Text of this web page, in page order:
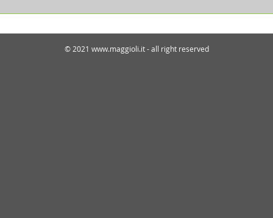
© 2021 www.maggioli.it - all right reserved